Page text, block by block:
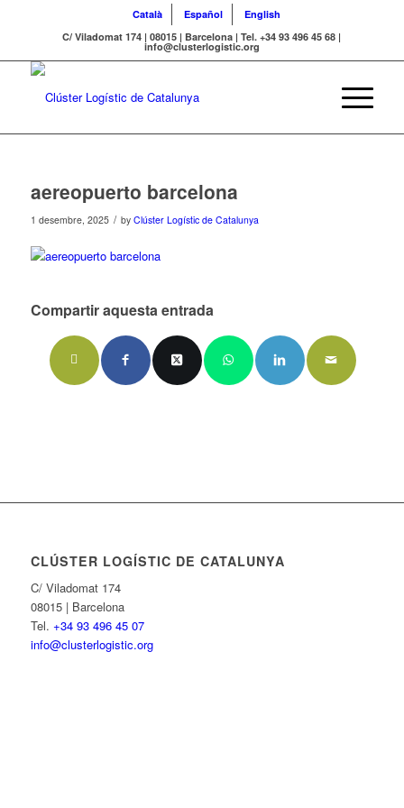
Català Español
English
C/ Viladomat 174 | 08015 | Barcelona | Tel. +34 93 496 45 68 |
info@clusterlogistic.org
aereopuerto barcelona
1 desembre, 2025 / by Clúster Logístic de Catalunya
Compartir aquesta entrada
CLÚSTER LOGÍSTIC DE CATALUNYA
C/ Viladomat 174
08015 | Barcelona
Tel. +34 93 496 45 07
info@clusterlogistic.org